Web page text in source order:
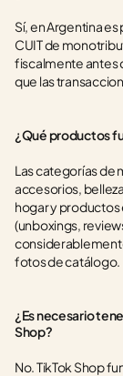
Sí, en Argentina
CUIT de
fiscalmente antes
que las
¿Qué productos
Las categorías de
accesorios,
hogar y productos
(unboxings,
fotos de catálogo.
¿Es necesario
Shop?
No. TikTok Shop